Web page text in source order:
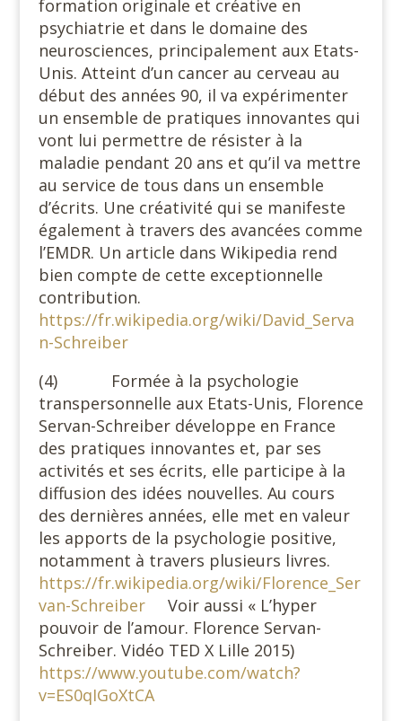
formation originale et créative en
psychiatrie et dans le domaine des
neurosciences, principalement aux Etats-
Unis. Atteint d’un cancer au cerveau au
début des années 90, il va expérimenter
un ensemble de pratiques innovantes qui
vont lui permettre de résister à la
maladie pendant 20 ans et qu’il va mettre
au service de tous dans un ensemble
d’écrits. Une créativité qui se manifeste
également à travers des avancées comme
l’EMDR. Un article dans Wikipedia rend
bien compte de cette exceptionnelle
contribution.
https://fr.wikipedia.org/wiki/David_Serva
n-Schreiber
(4) Formée à la psychologie
transpersonnelle aux Etats-Unis, Florence
Servan-Schreiber développe en France
des pratiques innovantes et, par ses
activités et ses écrits, elle participe à la
diffusion des idées nouvelles. Au cours
des dernières années, elle met en valeur
les apports de la psychologie positive,
notamment à travers plusieurs livres.
https://fr.wikipedia.org/wiki/Florence_Ser
van-SchreiberVoir aussi « L’hyper
pouvoir de l’amour. Florence Servan-
Schreiber. Vidéo TED X Lille 2015)
https://www.youtube.com/watch?
v=ES0qIGoXtCA